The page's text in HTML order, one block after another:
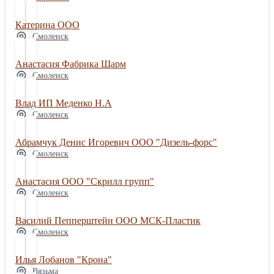
Катерина ООО
Смоленск
Анастасия Фабрика Шарм
Смоленск
Влад ИП Меденко Н.А
Смоленск
Абрамчук Денис Игоревич ООО "Дизель-форс"
Смоленск
Анастасия ООО "Скрилл групп"
Смоленск
Василий Пепперштейн ООО МСК-Пластик
Смоленск
Илья Лобанов "Крона"
Вязьма